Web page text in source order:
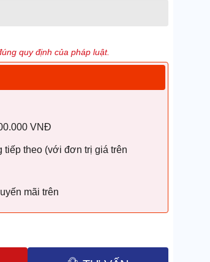
quy định của pháp luật.
VNĐ
theo (với đơn trị giá trên
mãi trên